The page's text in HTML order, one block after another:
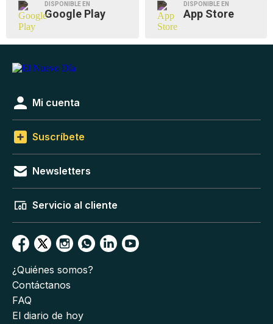
DISPONIBLE EN
Google Play
DISPONIBLE EN
App Store
Mi cuenta
Suscríbete
Newsletters
Servicio al cliente
¿Quiénes somos?
Contáctanos
FAQ
El diario de hoy